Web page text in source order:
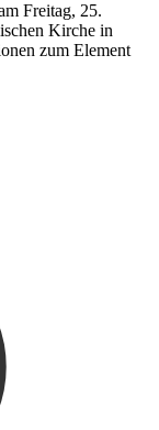
Freitag, 25.
Kirche in
zum Element